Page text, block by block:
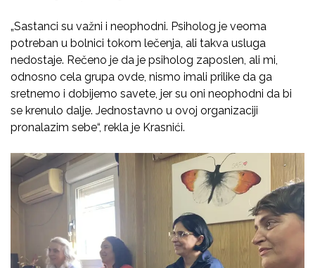
„Sastanci su važni i neophodni. Psiholog je veoma
potreban u bolnici tokom lečenja, ali takva usluga
nedostaje. Rečeno je da je psiholog zaposlen, ali mi,
odnosno cela grupa ovde, nismo imali prilike da ga
sretnemo i dobijemo savete, jer su oni neophodni da bi
se krenulo dalje. Jednostavno u ovoj organizaciji
pronalazim sebe“, rekla je Krasnići.